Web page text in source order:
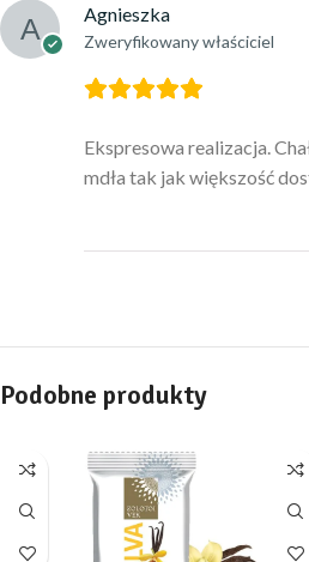
Agnieszka
Zweryfikowany właściciel
Ekspresowa realizacja.
mdła tak jak większość
Podobne produkty